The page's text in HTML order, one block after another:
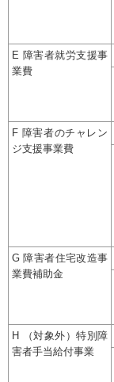
E 障害者就労支援事
業費
F 障害者のチャレン
ジ支援事業費
G 障害者住宅改造事
業費補助金
H （対象外）特別障
害者手当給付事業